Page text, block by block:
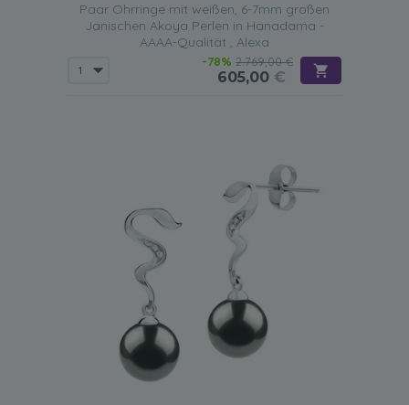
Paar Ohrringe mit weißen, 6-7mm großen
Janischen Akoya Perlen in Hanadama -
AAAA-Qualität , Alexa
-78% 2.769,00 €
605,00 €